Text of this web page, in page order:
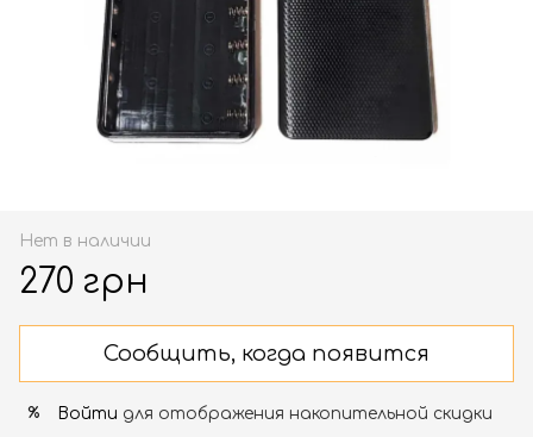
Нет в наличии
270 грн
Сообщить, когда появится
% Войти для отображения накопительной скидки